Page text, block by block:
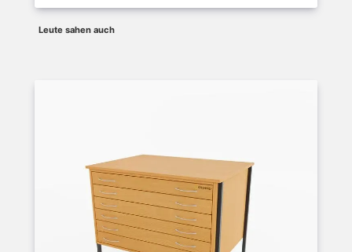
Leute sahen auch